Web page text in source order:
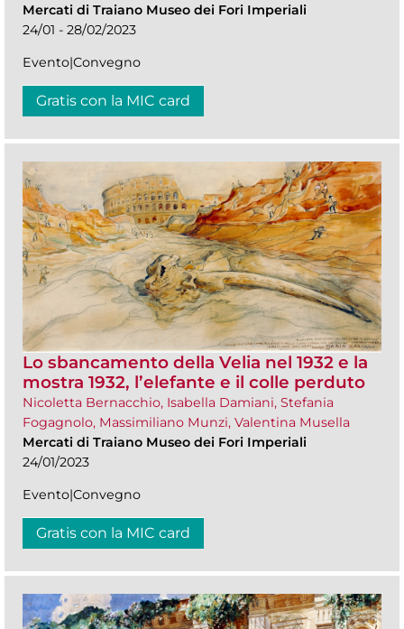
Mercati di Traiano Museo dei Fori Imperiali
24/01 - 28/02/2023
Evento|Convegno
Gratis con la MIC card
Lo sbancamento della Velia nel 1932 e la
mostra 1932, l’elefante e il colle perduto
Nicoletta Bernacchio, Isabella Damiani, Stefania
Fogagnolo, Massimiliano Munzi, Valentina Musella
Mercati di Traiano Museo dei Fori Imperiali
24/01/2023
Evento|Convegno
Gratis con la MIC card